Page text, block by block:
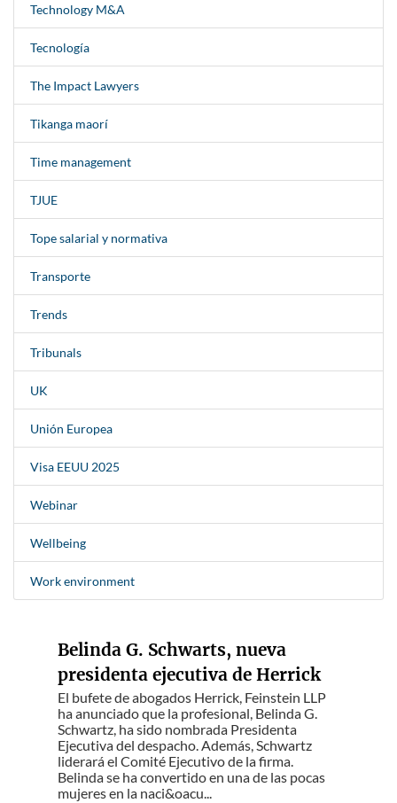
Technology M&A
Tecnología
The Impact Lawyers
Tikanga maorí
Time management
TJUE
Tope salarial y normativa
Transporte
Trends
Tribunals
UK
Unión Europea
Visa EEUU 2025
Webinar
Wellbeing
Work environment
Belinda G. Schwarts, nueva
presidenta ejecutiva de Herrick
El bufete de abogados Herrick, Feinstein LLP
ha anunciado que la profesional, Belinda G.
Schwartz, ha sido nombrada Presidenta
Ejecutiva del despacho. Además, Schwartz
liderará el Comité Ejecutivo de la firma.
Belinda se ha convertido en una de las pocas
mujeres en la naci&oacu...